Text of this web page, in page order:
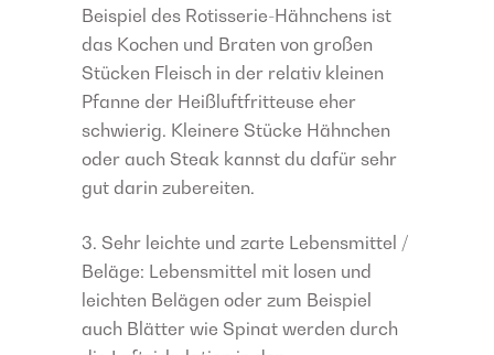
Beispiel des Rotisserie-Hähnchens ist
das Kochen und Braten von großen
Stücken Fleisch in der relativ kleinen
Pfanne der Heißluftfritteuse eher
schwierig. Kleinere Stücke Hähnchen
oder auch Steak kannst du dafür sehr
gut darin zubereiten.
Sehr leichte und zarte Lebensmittel /
Beläge: Lebensmittel mit losen und
leichten Belägen oder zum Beispiel
auch Blätter wie Spinat werden durch